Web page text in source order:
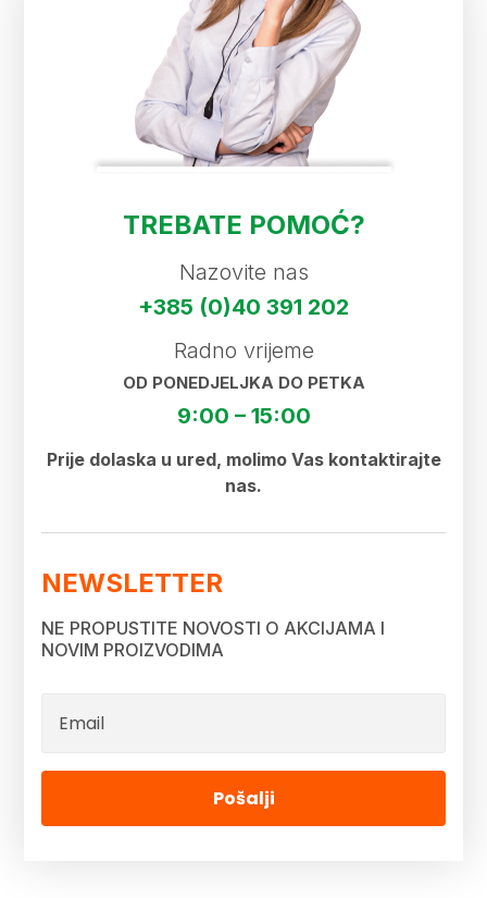
TREBATE POMOĆ?
Nazovite nas
+385 (0)40 391 202
Radno vrijeme
OD PONEDJELJKA DO PETKA
9:00 – 15:00
Prije dolaska u ured, molimo Vas kontaktirajte
nas.
NEWSLETTER
NE PROPUSTITE NOVOSTI O AKCIJAMA I
NOVIM PROIZVODIMA
Pošalji